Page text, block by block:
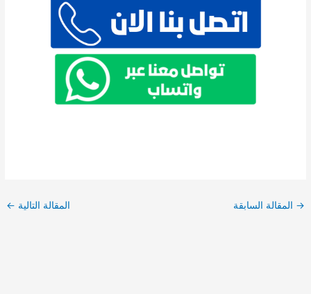
→ المقالة السابقة المقالة التالية ←